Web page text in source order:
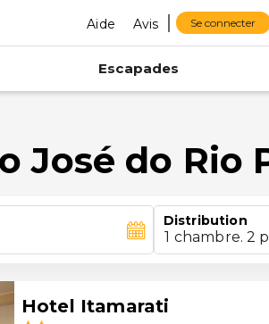
Aide Avis Se connecter
Escapades
José do Rio
Distribution
1 chambre. 2
Hotel Itamarati